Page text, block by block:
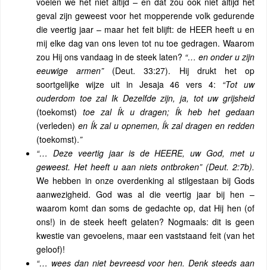
geval zijn geweest voor het mopperende volk gedurende
die veertig jaar – maar het feit blijft: de HEER heeft u en
mij elke dag van ons leven tot nu toe gedragen. Waarom
zou Hij ons vandaag in de steek laten? “… en onder u zijn
eeuwige armen”(Deut. 33:27). Hij drukt het op
soortgelijke wijze uit in Jesaja 46 vers 4: “Tot uw
ouderdom toe zal Ik Dezelfde zijn, ja, tot uw grijsheid
(toekomst) toe zal Ík u dragen; Ík heb het gedaan
(verleden) en Ík zal u opnemen, Ík zal dragen en redden
(toekomst).”
“… Deze veertig jaar is de HEERE, uw God, met u
geweest. Het heeft u aan niets ontbroken” (Deut. 2:7b).
We hebben in onze overdenking al stilgestaan ​​bij Gods
aanwezigheid. God was al die veertig jaar bij hen –
waarom komt dan soms de gedachte op, dat Hij hen (of
ons!) in de steek heeft gelaten? Nogmaals: dit is geen
kwestie van gevoelens, maar een vaststaand feit (van het
geloof)!
“… wees dan niet bevreesd voor hen. Denk steeds aan